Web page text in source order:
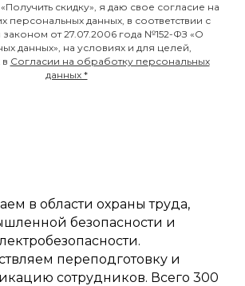
скидку», я даю свое согласие на
персональных данных, в соответствии с
от 27.07.2006 года №152-ФЗ «О
данных», на условиях и для целей,
Согласии на обработку персональных
данных *
в области охраны труда,
безопасности и
переподготовку и
сотрудников. Всего 300